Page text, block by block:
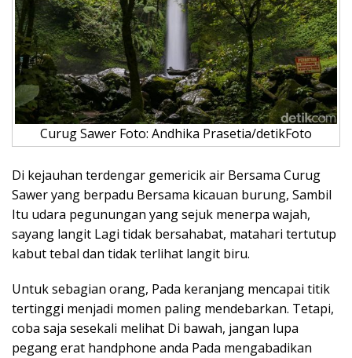
Curug Sawer Foto: Andhika Prasetia/detikFoto
Di kejauhan terdengar gemericik air Bersama Curug
Sawer yang berpadu Bersama kicauan burung, Sambil
Itu udara pegunungan yang sejuk menerpa wajah,
sayang langit Lagi tidak bersahabat, matahari tertutup
kabut tebal dan tidak terlihat langit biru.
Untuk sebagian orang, Pada keranjang mencapai titik
tertinggi menjadi momen paling mendebarkan. Tetapi,
coba saja sesekali melihat Di bawah, jangan lupa
pegang erat handphone anda Pada mengabadikan